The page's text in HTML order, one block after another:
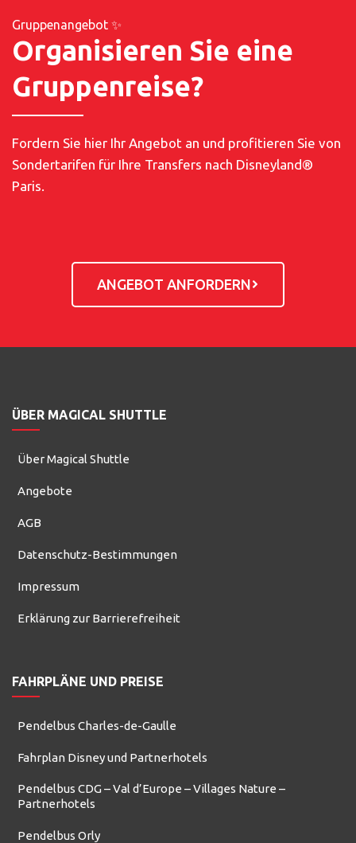
Paris-Charles de Gaulle
Disneyland® Parissowieprivate Transfers
Sehen Sie sich unsere
oder buchen Sie Ihren Transfer online
Gruppenangebot ✨
Organisieren Sie eine
Gruppenreise?
Fordern Sie hier Ihr Angebot an und profitieren Sie von
Sondertarifen für Ihre Transfers nach Disneyland®
Paris.
ANGEBOT ANFORDERN
ÜBER MAGICAL SHUTTLE
Über Magical Shuttle
Angebote
AGB
Datenschutz-Bestimmungen
Impressum
Erklärung zur Barrierefreiheit
FAHRPLÄNE UND PREISE
Pendelbus Charles-de-Gaulle
Fahrplan Disney und Partnerhotels
Pendelbus CDG – Val d’Europe – Villages Nature –
Partnerhotels
Pendelbus Orly